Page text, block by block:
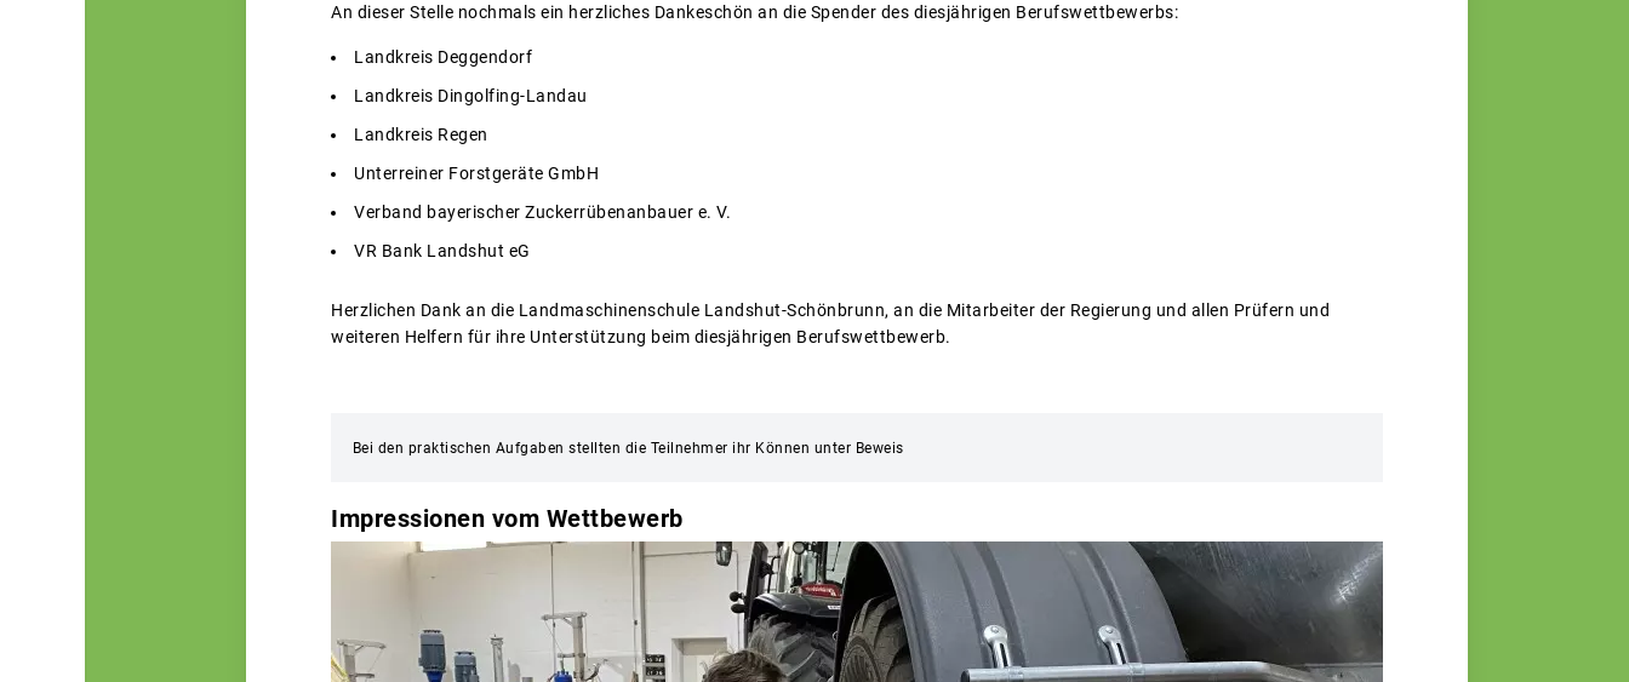
An dieser Stelle nochmals ein herzliches Dankeschön an die Spender des diesjährigen Berufswettbewerbs:
Landkreis Deggendorf
Landkreis Dingolfing-Landau
Landkreis Regen
Unterreiner Forstgeräte GmbH
Verband bayerischer Zuckerrübenanbauer e. V.
VR Bank Landshut eG
Herzlichen Dank an die Landmaschinenschule Landshut-Schönbrunn, an die Mitarbeiter der Regierung und allen Prüfern und
weiteren Helfern für ihre Unterstützung beim diesjährigen Berufswettbewerb.
Bei den praktischen Aufgaben stellten die Teilnehmer ihr Können unter Beweis
Impressionen vom Wettbewerb